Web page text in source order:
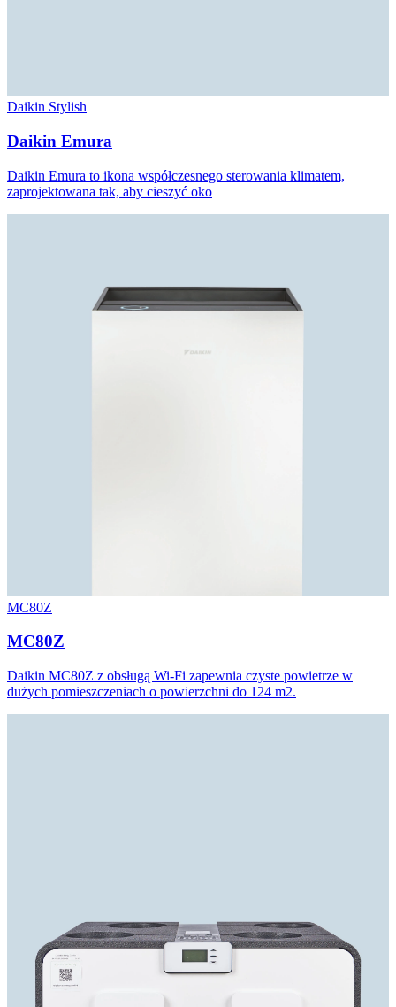
Daikin Stylish
Daikin Emura
Daikin Emura to ikona współczesnego sterowania klimatem,
zaprojektowana tak, aby cieszyć oko
MC80Z
MC80Z
Daikin MC80Z z obsługą Wi-Fi zapewnia czyste powietrze w
dużych pomieszczeniach o powierzchni do 124 m2.